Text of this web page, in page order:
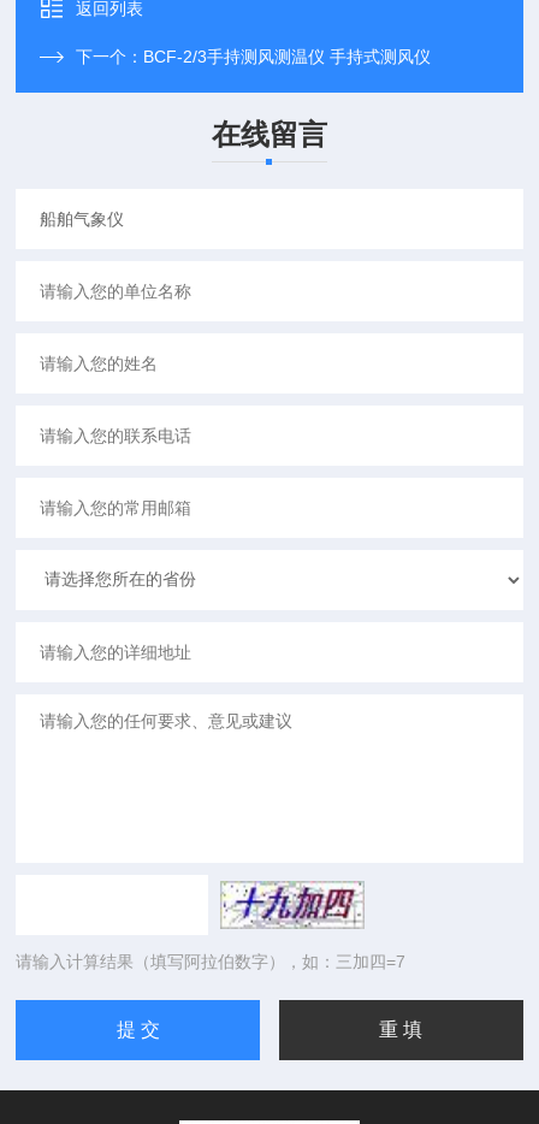
返回列表
下一个： BCF-2/3手持测风测温仪 手持式测风仪
在线留言
请输入计算结果（填写阿拉伯数字），如：三加四=7